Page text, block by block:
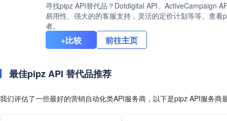
寻找pipz API替代品？Dotdigital API、ActiveCampaign
易用性、强大的的客服支持，灵活的定价计划等等。查
者。
+比较 前往主页
最佳pipz API 替代品推荐
我们评估了一些最好的营销自动化类API服务商，以下是pipz API服务商